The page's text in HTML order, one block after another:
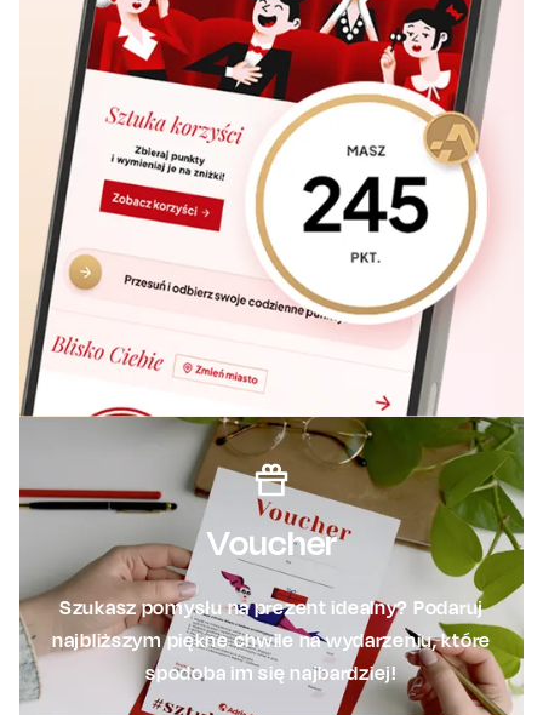
Voucher
Szukasz pomysłu na prezent idealny? Podaruj
najbliższym piękne chwile na wydarzeniu, które
spodoba im się najbardziej!